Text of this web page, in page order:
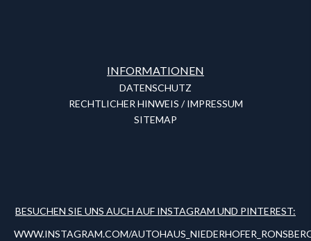
INFORMATIONEN
DATENSCHUTZ
RECHTLICHER HINWEIS / IMPRESSUM
SITEMAP
BESUCHEN SIE UNS AUCH AUF INSTAGRAM UND PINTEREST:
WWW.INSTAGRAM.COM/